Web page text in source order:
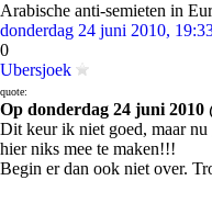
Arabische anti-semieten in
donderdag 24 juni 2010,
0
Ubersjoek
quote:
Op donderdag 24 juni 2010
Dit keur ik niet goed, maar
hier niks mee te maken!!!
Begin er dan ook niet over.